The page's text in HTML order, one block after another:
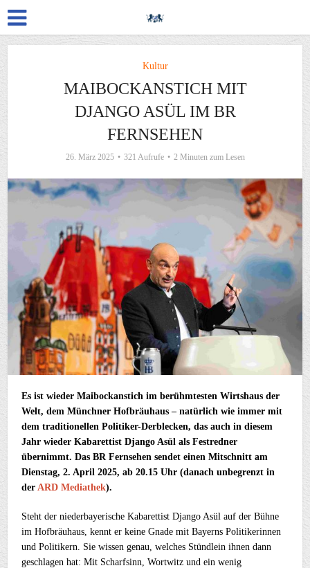
Kultur
MAIBOCKANSTICH MIT
DJANGO ASÜL IM BR
FERNSEHEN
26. März 2025 321 Aufrufe 2 Minuten zum Lesen
Es ist wieder Maibockanstich im berühmtesten Wirtshaus der
Welt, dem Münchner Hofbräuhaus – natürlich wie immer mit
dem traditionellenPolitiker-Derblecken, das auch in diesem
Jahr wieder Kabarettist Django Asül als Festredner
übernimmt.Das BR Fernsehen sendet einen Mitschnitt am
Dienstag, 2. April 2025, ab 20.15 Uhr (danach unbegrenzt in
der ARD Mediathek).
Steht der niederbayerische Kabarettist Django Asül auf der Bühne
im Hofbräuhaus, kennt er keine Gnade mit Bayerns Politikerinnen
und Politikern. Sie wissen genau, welches Stündlein ihnen dann
geschlagen hat: Mit Scharfsinn, Wortwitz und ein wenig